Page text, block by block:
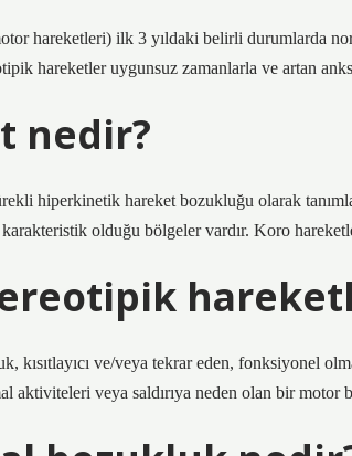
hareketleri) ilk 3 yıldaki belirli durumlarda
hareketler uygunsuz zamanlarla ve artan
nedir?
hiperkinetik hareket bozukluğu olarak
karakteristik olduğu bölgeler vardır. Koro
ve/veya tekrar eden, fonksiyonel
aktiviteleri veya saldırıya neden olan bir motor